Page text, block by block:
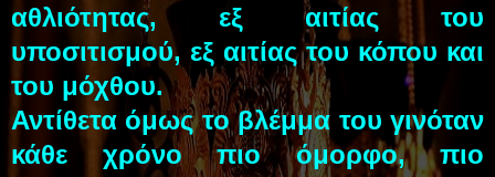
αθλιότητας, εξ αιτίας του
υποσιτισμού, εξ αιτίας του κόπου και
του μόχθου.
Αντίθετα όμως το βλέμμα του γινόταν
κάθε χρόνο πιο όμορφο, πιο